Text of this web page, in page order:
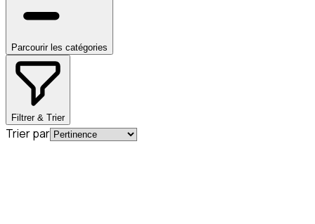
Parcourir les catégories
Filtrer & Trier
Trier par